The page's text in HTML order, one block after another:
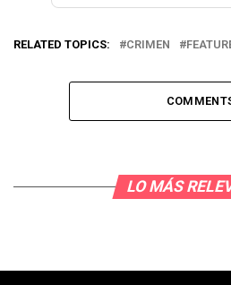
RELATED TOPICS: CRIMEN
LO MÁS